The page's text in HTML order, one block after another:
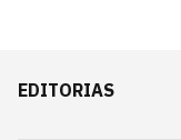
EDITORIAS